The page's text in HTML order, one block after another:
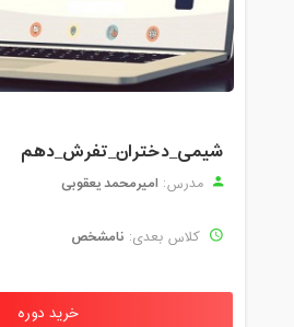
شیمی_دختران_تفرش_دهم
مدرس: امیرمحمد یعقوبی
کلاس بعدی: نامشخص
خرید دوره